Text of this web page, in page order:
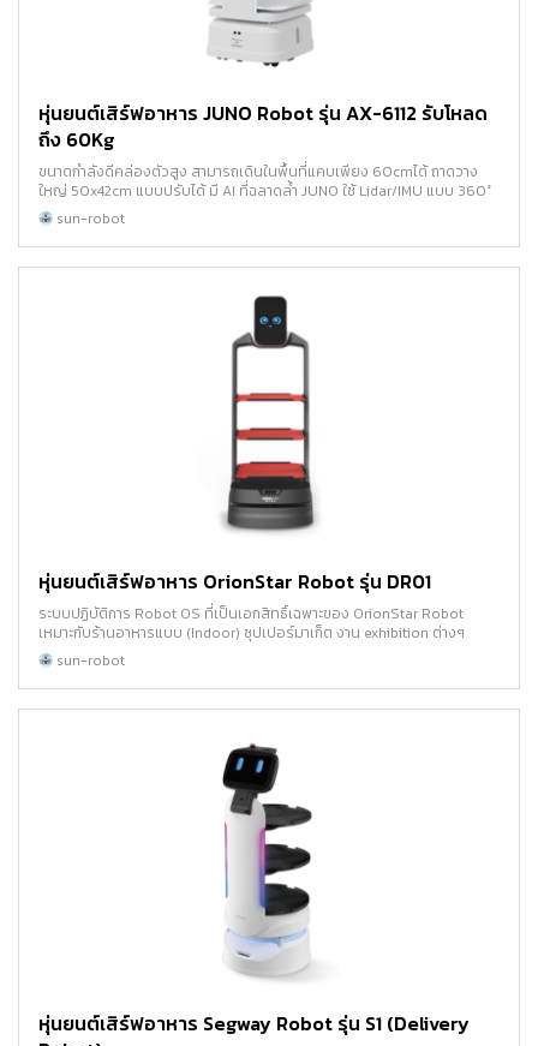
หุ่นยนต์เสิร์ฟอาหาร JUNO Robot รุ่น AX-6112 รับโหลด
ถึง 60Kg
ขนาดกำลังดีคล่องตัวสูง สามารถเดินในพื้นที่แคบเพียง 60cmได้ ถาดวาง
ใหญ่ 50x42cm แบบปรับได้ มี AI ที่ฉลาดล้ำ JUNO ใช้ Lidar/IMU แบบ 360°
sun-robot
หุ่นยนต์เสิร์ฟอาหาร OrionStar Robot รุ่น DR01
ระบบปฏิบัติการ Robot OS ที่เป็นเอกสิทธิ์เฉพาะของ OrionStar Robot
เหมาะกับร้านอาหารแบบ (Indoor) ซุปเปอร์มาเก็ต งาน exhibition ต่างๆ
sun-robot
หุ่นยนต์เสิร์ฟอาหาร Segway Robot รุ่น S1 (Delivery